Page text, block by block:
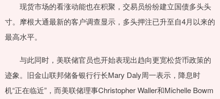
现货市场的看涨动能也在积聚，交易员纷纷建立国债多头头
寸。摩根大通最新的客户调查显示，多头押注已升至自4月以来的
最高水平。
与此同时，美联储官员也开始表现出趋向更宽松货币政策的
迹象。旧金山联邦储备银行行长Mary Daly周一表示，降息时
机“正在临近”，而美联储理事Christopher Waller和Michelle Bowm